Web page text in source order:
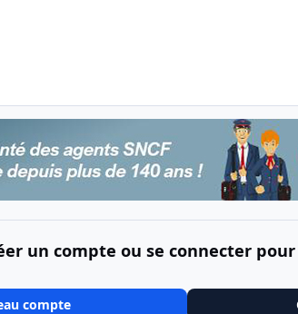
un compte ou se connecter
compte